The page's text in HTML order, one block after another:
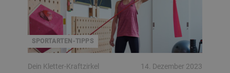
SPORTARTEN-TIPPS
Dein Kletter-Kraftzirkel
14. Dezember 2023